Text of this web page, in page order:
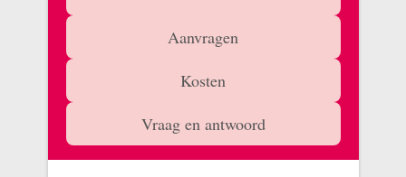
Aanvragen
Kosten
Vraag en antwoord